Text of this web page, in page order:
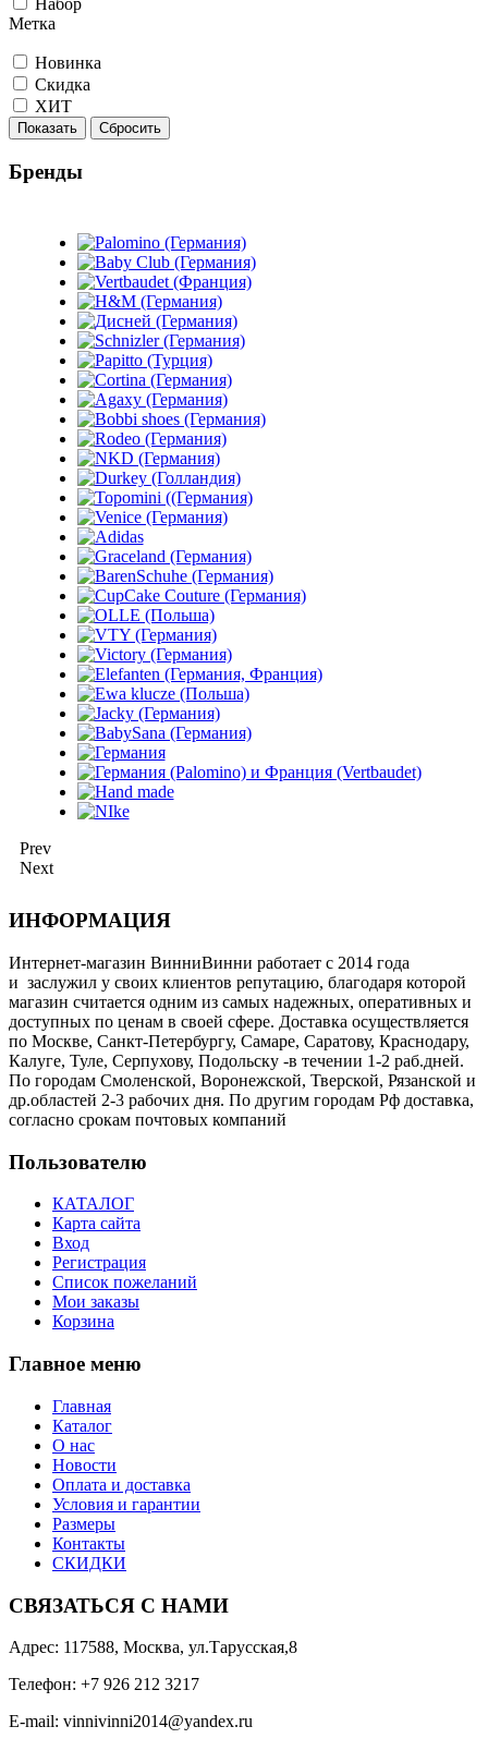
Набор
Метка
Новинка
Скидка
ХИТ
Показать Сбросить
Бренды
Prev
Next
ИНФОРМАЦИЯ
Интернет-магазин ВинниВинни работает с 2014 года
и заслужил у своих клиентов репутацию, благодаря которой
магазин считается одним из самых надежных, оперативных и
доступных по ценам в своей сфере. Доставка осуществляется
по Москве, Санкт-Петербургу, Самаре, Саратову, Краснодару,
Калуге, Туле, Серпухову, Подольску -в течении 1-2 раб.дней.
По городам Смоленской, Воронежской, Тверской, Рязанской и
др.областей 2-3 рабочих дня. По другим городам Рф доставка,
согласно срокам почтовых компаний
Пользователю
КАТАЛОГ
Карта сайта
Вход
Регистрация
Список пожеланий
Мои заказы
Корзина
Главное меню
Главная
Каталог
О нас
Новости
Оплата и доставка
Условия и гарантии
Размеры
Контакты
СКИДКИ
СВЯЗАТЬСЯ С НАМИ
Адрес: 117588, Москва, ул.Тарусская,8
Телефон: +7 926 212 3217
E-mail: vinnivinni2014@yandex.ru